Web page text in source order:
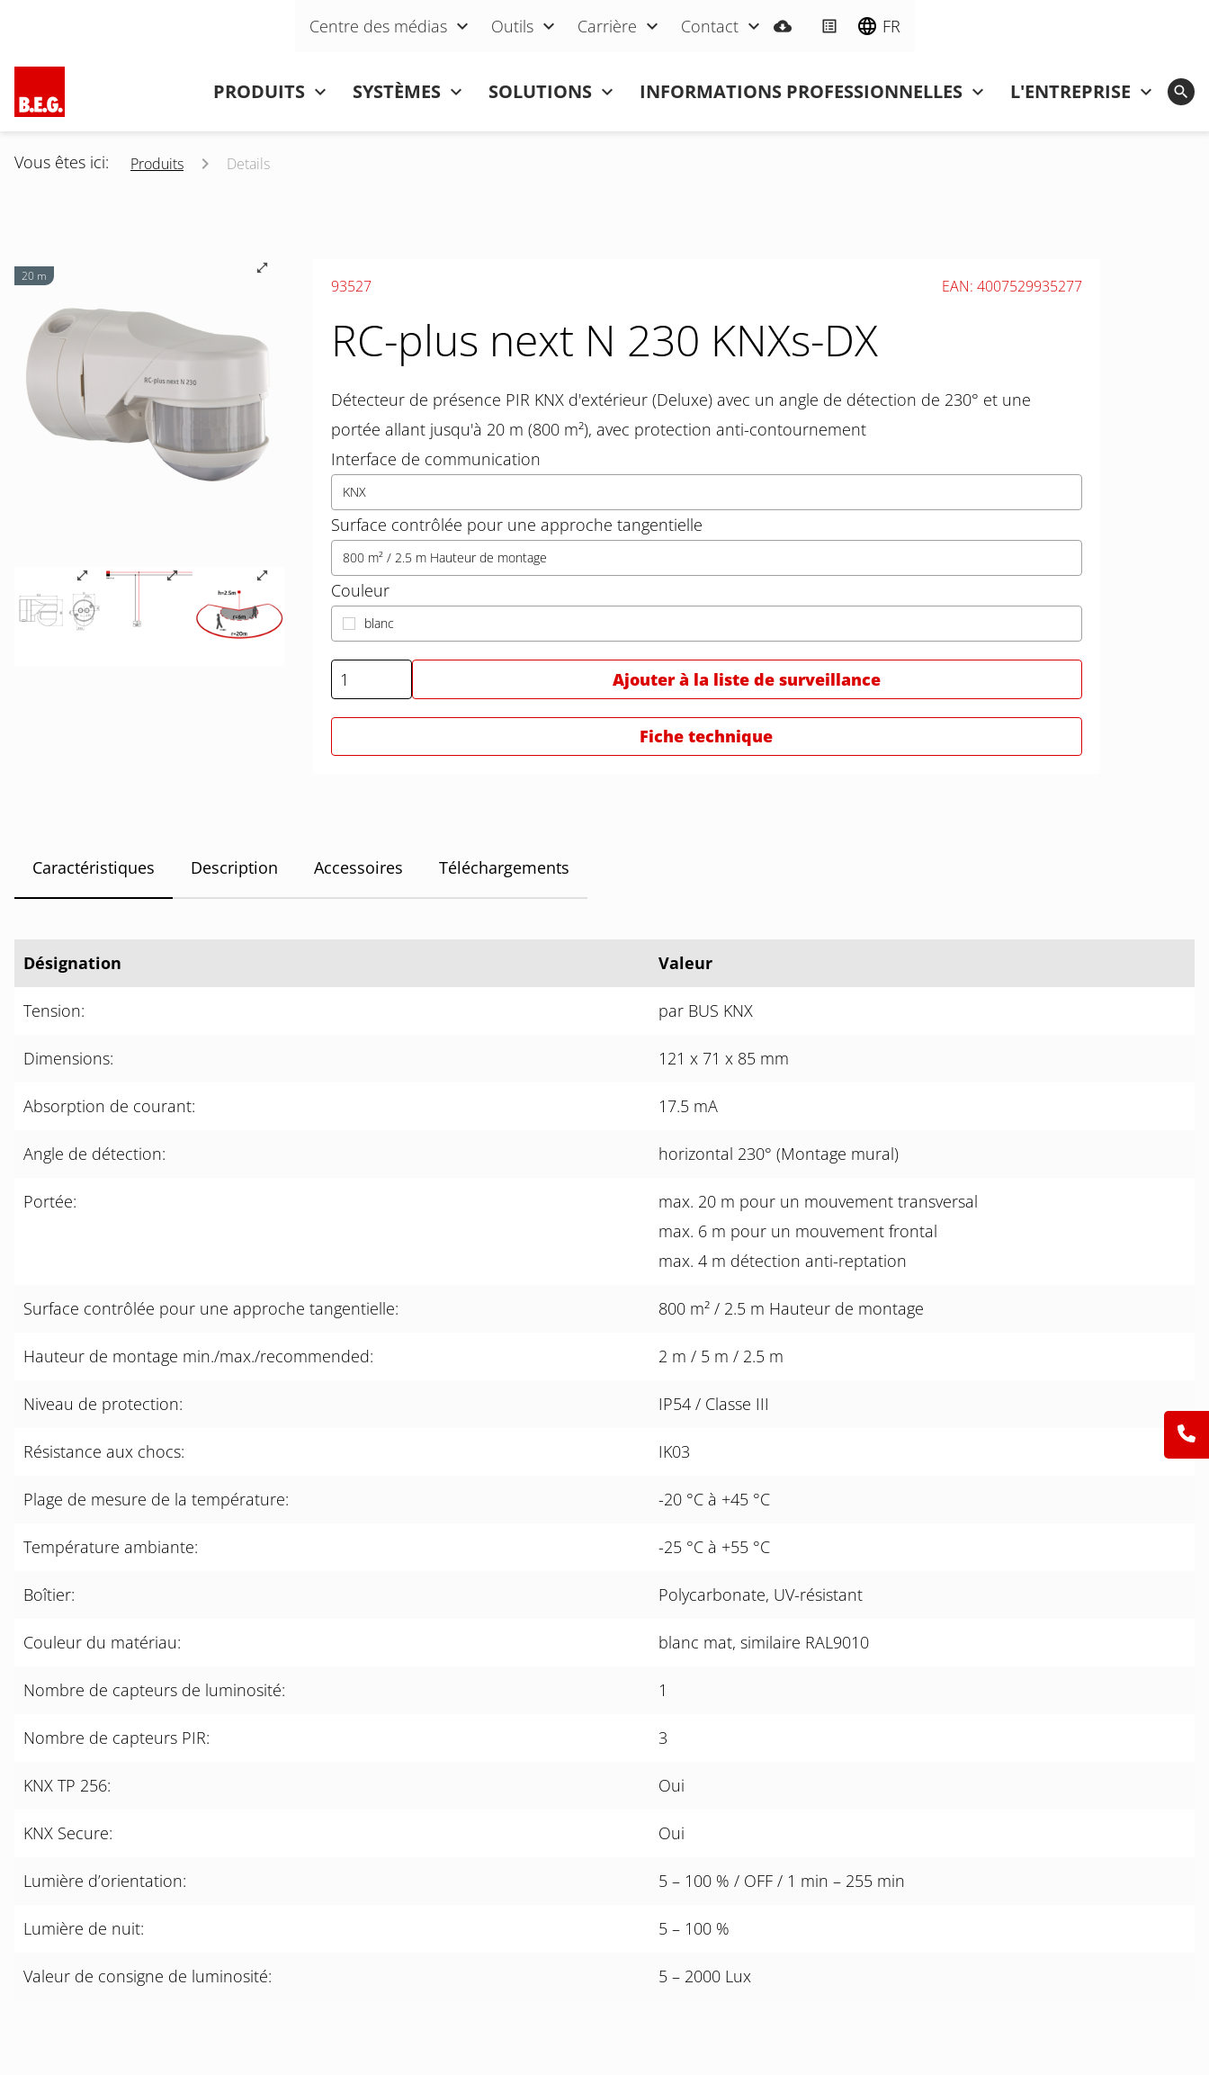
Aller au contenu
Centre des médias Outils Carrière Contact FR
PRODUITS SYSTÈMES SOLUTIONS INFORMATIONS PROFESSIONNELLES L'ENTREPRISE
Vous êtes ici: Produits Details
20 m
93527 EAN: 4007529935277
RC-plus next N 230 KNXs-DX
Détecteur de présence PIR KNX d'extérieur (Deluxe) avec un angle de détection de 230° et une
portée allant jusqu'à 20 m (800 m²), avec protection anti-contournement
Interface de communication
KNX
Surface contrôlée pour une approche tangentielle
800 m² / 2.5 m Hauteur de montage
Couleur
blanc
Ajouter à la liste de surveillance
Fiche technique
Caractéristiques Description Accessoires Téléchargements
Désignation Valeur
Tension: par BUS KNX
Dimensions: 121 x 71 x 85 mm
Absorption de courant: 17.5 mA
Angle de détection: horizontal 230° (Montage mural)
Portée:
max. 20 m pour un mouvement transversal
max. 6 m pour un mouvement frontal
max. 4 m détection anti-reptation
Surface contrôlée pour une approche tangentielle: 800 m² / 2.5 m Hauteur de montage
Hauteur de montage min./max./recommended: 2 m / 5 m / 2.5 m
Niveau de protection: IP54 / Classe III
Résistance aux chocs: IK03
Plage de mesure de la température: -20 °C à +45 °C
Température ambiante: -25 °C à +55 °C
Boîtier: Polycarbonate, UV-résistant
Couleur du matériau: blanc mat, similaire RAL9010
Nombre de capteurs de luminosité: 1
Nombre de capteurs PIR: 3
KNX TP 256: Oui
KNX Secure: Oui
Lumière d’orientation: 5 – 100 % / OFF / 1 min – 255 min
Lumière de nuit: 5 – 100 %
Valeur de consigne de luminosité: 5 – 2000 Lux